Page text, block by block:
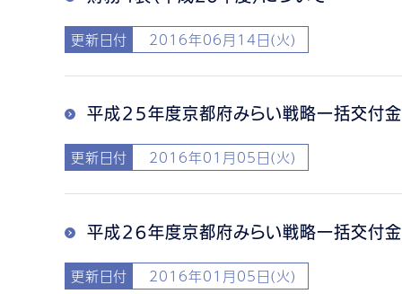
更新日付 2016年06月14日(火)
平成２５年度京都府みらい戦略一括交付金
更新日付 2016年01月05日(火)
平成２６年度京都府みらい戦略一括交付金
更新日付 2016年01月05日(火)